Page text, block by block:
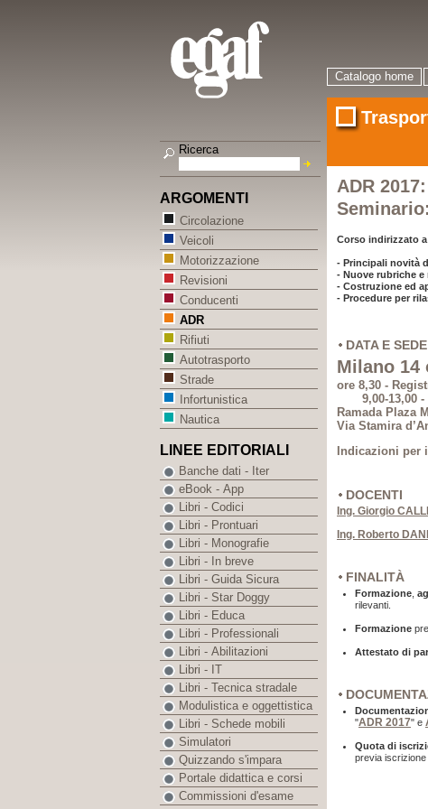
Catalogo home
ADR
Corso indirizzato
- Principali novità
- Nuove rubriche
- Costruzione ed
- Procedure per
DATA E SEDE
Milano 14
ore 8,30 -
9,00-13,00 -
Ramada Plaza
Via Stamira
Indicazioni per
DOCENTI
Ing. Giorgio
Ing. Roberto
FINALITÀ
Formazione
rilevanti.
Formazione
Attestato di
"ADR 2017" e
Quota di
previa iscrizione
Ricerca
ARGOMENTI
Circolazione
Veicoli
Motorizzazione
Revisioni
Conducenti
ADR
Rifiuti
Autotrasporto
Strade
Infortunistica
Nautica
LINEE EDITORIALI
Banche dati - Iter
eBook - App
Libri - Codici
Libri - Prontuari
Libri - Monografie
Libri - In breve
Libri - Guida Sicura
Libri - Star Doggy
Libri - Educa
Libri - Professionali
Libri - Abilitazioni
Libri - IT
Libri - Tecnica stradale
Modulistica e oggettistica
Libri - Schede mobili
Simulatori
Quizzando s'impara
Portale didattica e corsi
Commissioni d'esame